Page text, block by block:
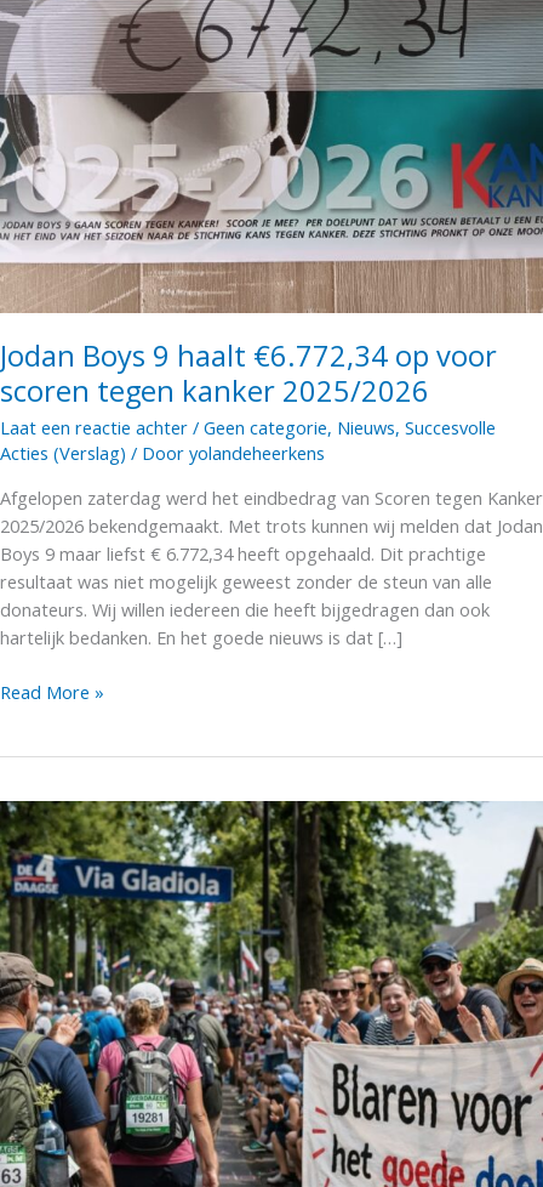
Jodan Boys 9 haalt €6.772,34 op voor
scoren tegen kanker 2025/2026
Laat een reactie achter / Geen categorie, Nieuws, Succesvolle
Acties (Verslag) / Door yolandeheerkens
Afgelopen zaterdag werd het eindbedrag van Scoren tegen Kanker
2025/2026 bekendgemaakt. Met trots kunnen wij melden dat Jodan
Boys 9 maar liefst € 6.772,34 heeft opgehaald. Dit prachtige
resultaat was niet mogelijk geweest zonder de steun van alle
donateurs. Wij willen iedereen die heeft bijgedragen dan ook
hartelijk bedanken. En het goede nieuws is dat […]
Jodan
€6.772,34
op
voor
scoren
tegen
kanker
2025/2026
Read More »